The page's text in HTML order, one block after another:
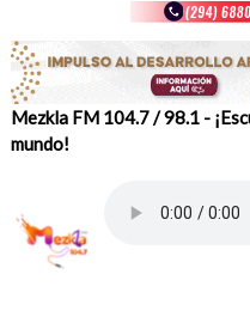
Mezkla FM 104.7 / 98.1 -
mundo!